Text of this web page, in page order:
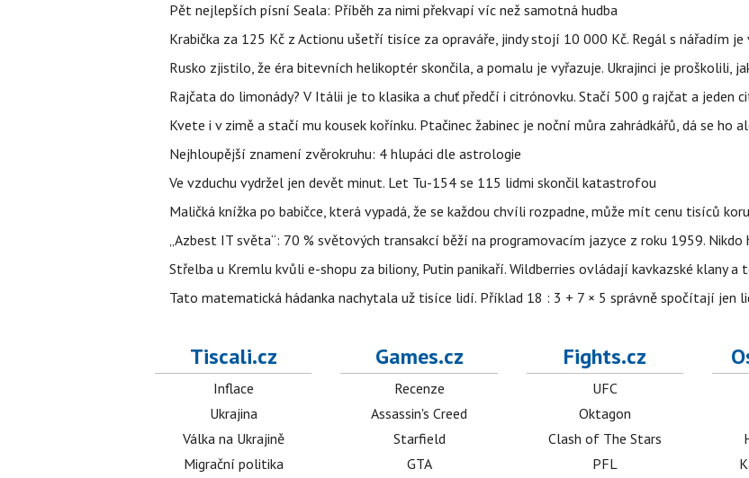
Pět nejlepších písní Seala: Příběh za nimi překvapí víc než samotná hudba
Krabička za 125 Kč z Actionu ušetří tisíce za opraváře, jindy stojí 10 000 Kč. Regál s nářadím je
Rusko zjistilo, že éra bitevních helikoptér skončila, a pomalu je vyřazuje. Ukrajinci je proškolili,
Rajčata do limonády? V Itálii je to klasika a chuť předčí i citrónovku. Stačí 500 g rajčat a jeden
Kvete i v zimě a stačí mu kousek kořínku. Ptačinec žabinec je noční můra zahrádkářů, dá se ho
Nejhloupější znamení zvěrokruhu: 4 hlupáci dle astrologie
Ve vzduchu vydržel jen devět minut. Let Tu-154 se 115 lidmi skončil katastrofou
Maličká knížka po babičce, která vypadá, že se každou chvíli rozpadne, může mít cenu tisíců
„Azbest IT světa“: 70 % světových transakcí běží na programovacím jazyce z roku 1959.
Střelba u Kremlu kvůli e-shopu za biliony, Putin panikaří. Wildberries ovládají kavkazské klany a
Tato matematická hádanka nachytala už tisíce lidí. Příklad 18 : 3 + 7 × 5 správně spočítají jen
Tiscali.cz
Inflace
Ukrajina
Válka na Ukrajině
Migrační politika
Games.cz
Recenze
Assassin's Creed
Starfield
GTA
Fights.cz
UFC
Oktagon
Clash of The Stars
PFL